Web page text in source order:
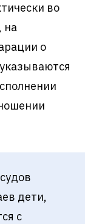
во
на
о
дети,
с